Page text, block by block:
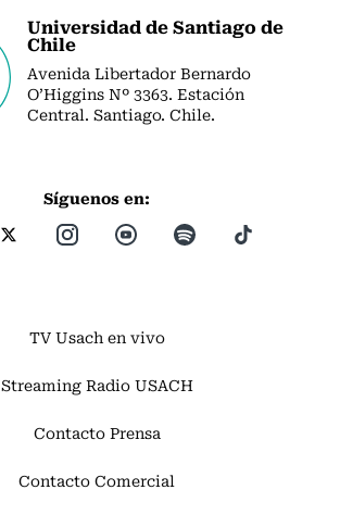
Universidad de Santiago de
Chile
Avenida Libertador Bernardo
O’Higgins Nº 3363. Estación
Central. Santiago. Chile.
Síguenos en:
TV Usach en vivo
Streaming Radio USACH
Contacto Prensa
Contacto Comercial